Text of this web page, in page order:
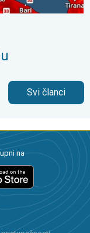
Svi članci
na